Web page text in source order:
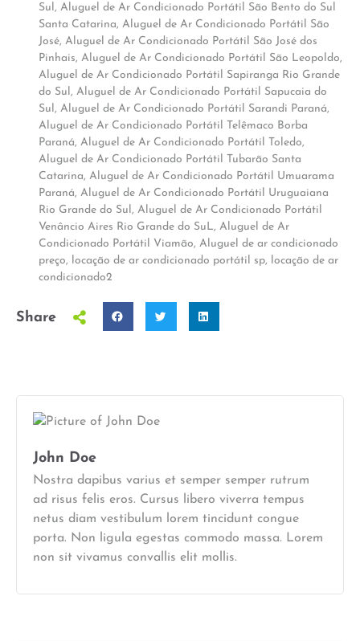
Sul, Aluguel de Ar Condicionado Portátil São Bento do Sul
Santa Catarina, Aluguel de Ar Condicionado Portátil São
José, Aluguel de Ar Condicionado Portátil São José dos
Pinhais, Aluguel de Ar Condicionado Portátil São Leopoldo,
Aluguel de Ar Condicionado Portátil Sapiranga Rio Grande
do Sul, Aluguel de Ar Condicionado Portátil Sapucaia do
Sul, Aluguel de Ar Condicionado Portátil Sarandi Paraná,
Aluguel de Ar Condicionado Portátil Telêmaco Borba
Paraná, Aluguel de Ar Condicionado Portátil Toledo,
Aluguel de Ar Condicionado Portátil Tubarão Santa
Catarina, Aluguel de Ar Condicionado Portátil Umuarama
Paraná, Aluguel de Ar Condicionado Portátil Uruguaiana
Rio Grande do Sul, Aluguel de Ar Condicionado Portátil
Venâncio Aires Rio Grande do SuL, Aluguel de Ar
Condicionado Portátil Viamão, Aluguel de ar condicionado
preço, locação de ar condicionado portátil sp, locação de ar
condicionado2
Share
John Doe
Nostra dapibus varius et semper semper rutrum
ad risus felis eros. Cursus libero viverra tempus
netus diam vestibulum lorem tincidunt congue
porta. Non ligula egestas commodo massa. Lorem
non sit vivamus convallis elit mollis.